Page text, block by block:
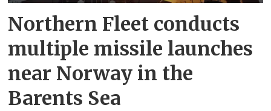
Northern Fleet conducts
multiple missile launches
near Norway in the
Barents Sea